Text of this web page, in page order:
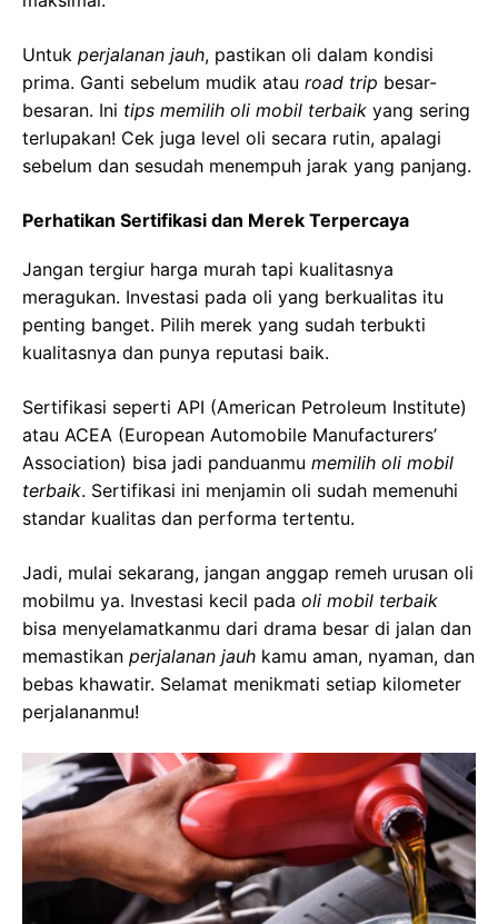
Untuk perjalanan jauh, pastikan oli dalam kondisi
prima. Ganti sebelum mudik atau road trip besar-
besaran. Ini tips memilih oli mobil terbaik yang sering
terlupakan! Cek juga level oli secara rutin, apalagi
sebelum dan sesudah menempuh jarak yang panjang.
Perhatikan Sertifikasi dan Merek Terpercaya
Jangan tergiur harga murah tapi kualitasnya
meragukan. Investasi pada oli yang berkualitas itu
penting banget. Pilih merek yang sudah terbukti
kualitasnya dan punya reputasi baik.
Sertifikasi seperti API (American Petroleum Institute)
atau ACEA (European Automobile Manufacturers’
Association) bisa jadi panduanmu memilih oli mobil
terbaik. Sertifikasi ini menjamin oli sudah memenuhi
standar kualitas dan performa tertentu.
Jadi, mulai sekarang, jangan anggap remeh urusan oli
mobilmu ya. Investasi kecil pada oli mobil terbaik
bisa menyelamatkanmu dari drama besar di jalan dan
memastikan perjalanan jauh kamu aman, nyaman, dan
bebas khawatir. Selamat menikmati setiap kilometer
perjalananmu!